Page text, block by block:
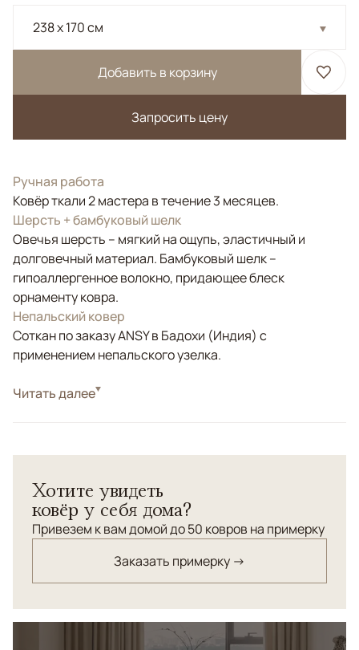
238 x 170 см
Добавить в корзину
Запросить цену
Ручная работа
Ковёр ткали 2 мастера в течение 3 месяцев.
Шерсть + бамбуковый шелк
Овечья шерсть – мягкий на ощупь, эластичный и
долговечный материал. Бамбуковый шелк –
гипоаллергенное волокно, придающее блеск
орнаменту ковра.
Непальский ковер
Соткан по заказу ANSY в Бадохи (Индия) с
применением непальского узелка.
СтильСовременные
цветовой гамме.
Читать далее
Хотите увидеть
ковёр у себя дома?
Привезем к вам домой до 50 ковров на примерку
Заказать примерку →